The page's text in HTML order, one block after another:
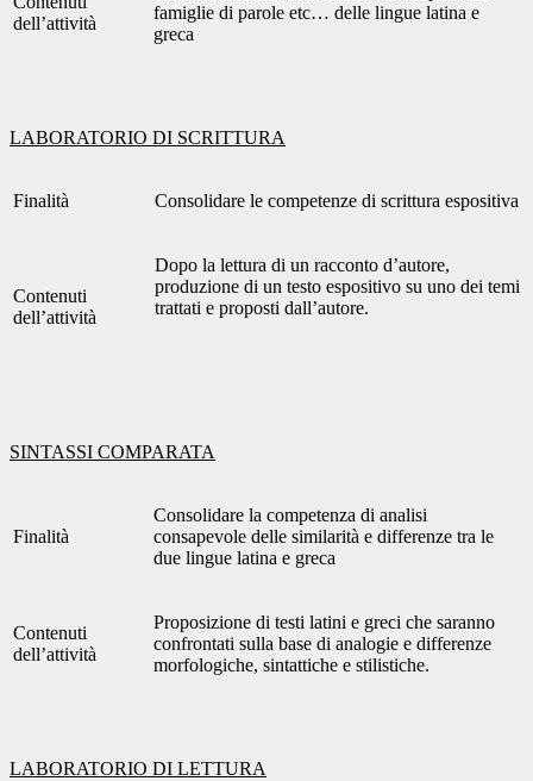
dell’attività
famiglie di parole etc… delle lingue latina e
greca
LABORATORIO DI SCRITTURA
Finalità Consolidare le competenze di scrittura espositiva
Contenuti
dell’attività
Dopo la lettura di un racconto d’autore,
produzione di un testo espositivo su uno dei temi
trattati e proposti dall’autore.
SINTASSI COMPARATA
Finalità
Consolidare la competenza di analisi
consapevole delle similarità e differenze tra le
due lingue latina e greca
Contenuti
dell’attività
Proposizione di testi latini e greci che saranno
confrontati sulla base di analogie e differenze
morfologiche, sintattiche e stilistiche.
LABORATORIO DI LETTURA